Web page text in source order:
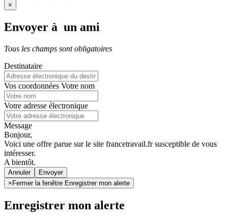
×
Envoyer à un ami
Tous les champs sont obligatoires
Destinataire
Vos coordonnées Votre nom
Votre adresse électronique
Message
Bonjour,
Voici une offre parue sur le site francetravail.fr susceptible de vous
intéresser.
A bientôt.
Annuler
× Fermer la fenêtre Enregistrer mon alerte
Enregistrer mon alerte